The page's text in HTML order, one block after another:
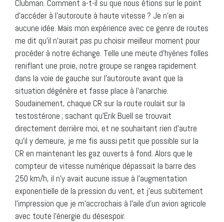
Clubman. Comment a-t-il su que nous étions sur le point
d’accéder à l’autoroute à haute vitesse ? Je n’en ai
aucune idée. Mais mon expérience avec ce genre de routes
me dit qu’il n’aurait pas pu choisir meilleur moment pour
procéder à notre échange. Telle une meute d’hyènes folles
reniflant une proie, notre groupe se rangea rapidement
dans la voie de gauche sur l’autoroute avant que la
situation dégénère et fasse place à l’anarchie.
Soudainement, chaque CR sur la route roulait sur la
testostérone ; sachant qu’Erik Buell se trouvait
directement derrière moi, et ne souhaitant rien d’autre
qu’il y demeure, je me fis aussi petit que possible sur la
CR en maintenant les gaz ouverts à fond. Alors que le
compteur de vitesse numérique dépassait la barre des
250 km/h, il n’y avait aucune issue à l’augmentation
exponentielle de la pression du vent, et j’eus subitement
l’impression que je m’accrochais à l’aile d’un avion agricole
avec toute l’énergie du désespoir.